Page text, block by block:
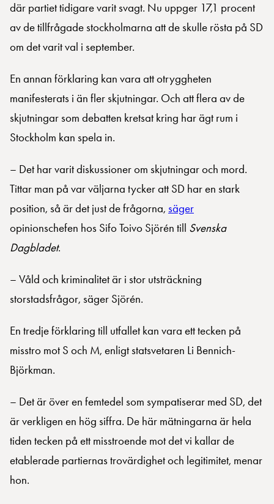
där partiet tidigare varit svagt. Nu uppger 17,1 procent
av de tillfrågade stockholmarna att de skulle rösta på SD
om det varit val i september.
En annan förklaring kan vara att otryggheten
manifesterats i än fler skjutningar. Och att flera av de
skjutningar som debatten kretsat kring har ägt rum i
Stockholm kan spela in.
– Det har varit diskussioner om skjutningar och mord.
Tittar man på var väljarna tycker att SD har en stark
position, så är det just de frågorna, säger
opinionschefen hos Sifo Toivo Sjörén till Svenska
Dagbladet.
– Våld och kriminalitet är i stor utsträckning
storstadsfrågor, säger Sjörén.
En tredje förklaring till utfallet kan vara ett tecken på
misstro mot S och M, enligt statsvetaren Li Bennich-
Björkman.
– Det är över en femtedel som sympatiserar med SD, det
är verkligen en hög siffra. De här mätningarna är hela
tiden tecken på ett misstroende mot det vi kallar de
etablerade partiernas trovärdighet och legitimitet, menar
hon.